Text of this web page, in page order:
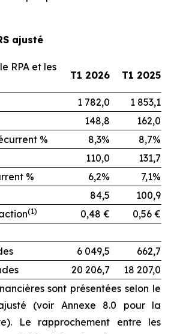
ajusté
RPA et les
T1 2026 T1 2025
1 782,0
1 853,1
148,8
162,0
%
8,3%
8,7%
110,0
131,7
%
6,2%
7,1%
84,5
100,9
(1) 0,48 € 0,56 €
6 049,5
662,7
20 206,7
18 207,0
sont présentées selon le
(voir Annexe 8.0 pour la
Le rapprochement entre les